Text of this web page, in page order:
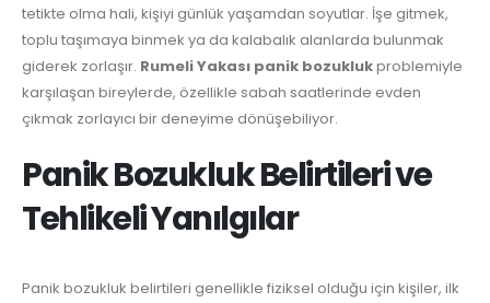
tetikte olma hali, kişiyi günlük yaşamdan soyutlar. İşe gitmek,
toplu taşımaya binmek ya da kalabalık alanlarda bulunmak
giderek zorlaşır. Rumeli Yakası panik bozuklukproblemiyle
karşılaşan bireylerde, özellikle sabah saatlerinde evden
çıkmak zorlayıcı bir deneyime dönüşebiliyor.
Panik Bozukluk Belirtileri ve
Tehlikeli Yanılgılar
Panik bozukluk belirtileri genellikle fiziksel olduğu için kişiler, ilk